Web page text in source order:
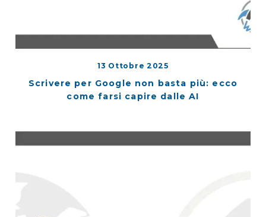
13 Ottobre 2025
Scrivere per Google non basta più: ecco
come farsi capire dalle AI